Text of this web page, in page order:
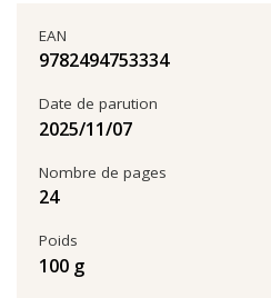
EAN
9782494753334
Date de parution
07‏/11‏/2025
Poids
100 g
Nombre de pages
24